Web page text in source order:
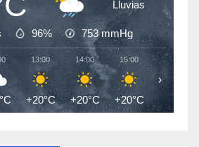
Lluvias
96% 753mmHg
13:00
+20°C
14:00
+20°C
15:00
+20°C
16:00
+18°C
›